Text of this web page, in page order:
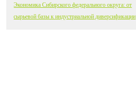
Экономика Сибирского федерального округа: от
сырьевой базы к индустриальной диверсификации